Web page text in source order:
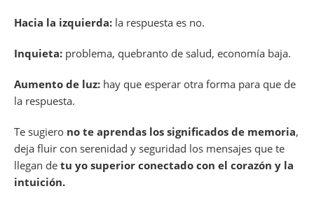
Hacia la izquierda: la respuesta es no.
Inquieta: problema, quebranto de salud, economía baja.
Aumento de luz: hay que esperar otra forma para que de
la respuesta.
Te sugiero no te aprendas los significados de memoria,
deja fluir con serenidad y seguridad los mensajes que te
llegan de tu yo superior conectado con el corazón y la
intuición.